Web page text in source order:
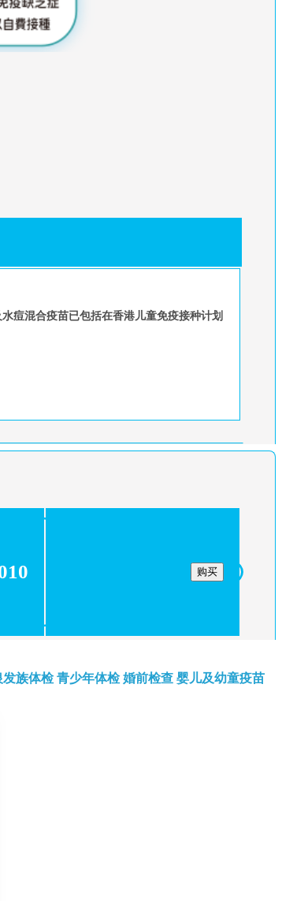
痘混合疫苗已包括在香港儿童免疫接种计划
购买
发族体检 青少年体检 婚前检查 婴儿及幼童疫苗